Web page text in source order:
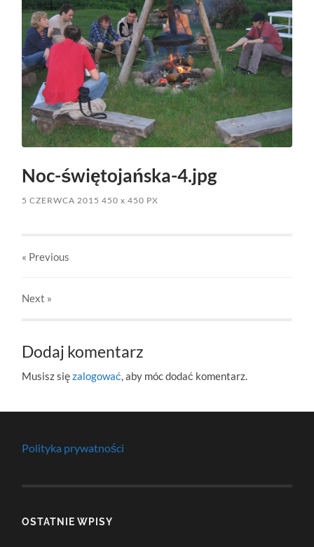
Noc-świętojańska-4.jpg
5 CZERWCA 2015 450x 450 PX
« Previous
Next »
Dodaj komentarz
Musisz sięzalogować, aby móc dodać komentarz.
Polityka prywatności
OSTATNIE WPISY